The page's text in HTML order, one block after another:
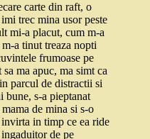
carte din raft, o
trec mina usor peste
mi-a placut, cum m-a
a tinut treaza nopti
frumoase pe
ma apuc, ma simt ca
parcul de distractii si
bune, s-a pieptanat
de mina si s-o
in timp ce ea ride
de pe